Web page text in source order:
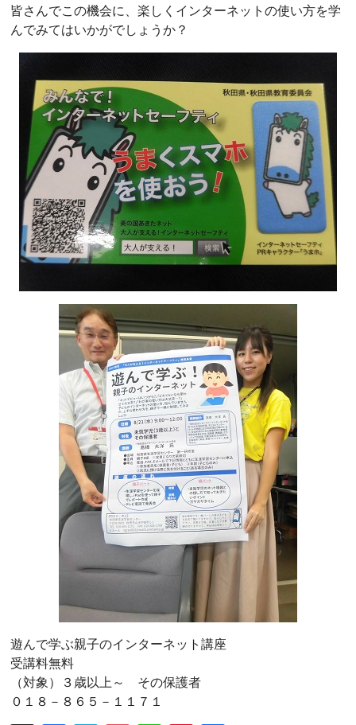
皆さんでこの機会に、楽しくインターネットの使い方を学
んでみてはいかがでしょうか？
遊んで学ぶ親子のインターネット講座
受講料無料
（対象）３歳以上～ その保護者
０１８－８６５－１１７１